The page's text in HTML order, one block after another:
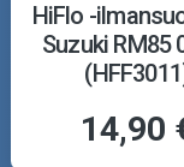
HiFlo -
Suzuki RM85
14,90